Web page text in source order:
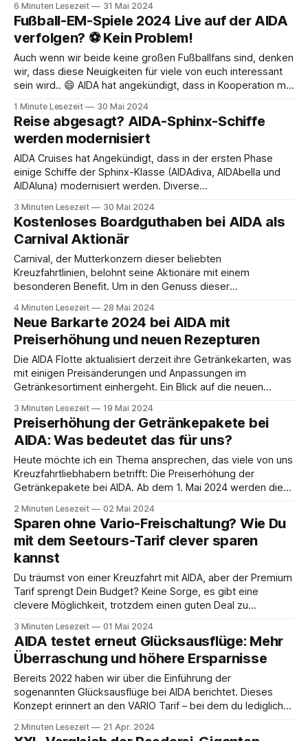
möchte ich ein Thema ansprechen, das viele von uns
Kreuzfahrtliebhabern betrifft: Die Preiserhöhung der
Getränkepakete bei AIDA.
6 Minuten Lesezeit 31 Mai 2024
Fußball-EM-Spiele 2024 Live auf der AIDA
verfolgen? ⚽ Kein Problem!
Auch wenn wir beide keine großen Fußballfans sind, denken
wir, dass diese Neuigkeiten für viele von euch interessant
sein wird.. 😄 AIDA hat angekündigt, dass in Kooperation mit
werden. Zusätzlich sollen je nach Schiff, einige Spiele im
Public-Viewing auf großen
1 Minute Lesezeit 30 Mai 2024
Reise abgesagt? AIDA-Sphinx-Schiffe
werden modernisiert
AIDA Cruises hat Angekündigt, dass in der ersten Phase
einige Schiffe der Sphinx-Klasse (AIDAdiva, AIDAbella und
AIDAluna) modernisiert werden. Diverse
Innendesign, neue Services und innovative Lösungen zur
Steigerung der Energieeffizienz sind geplant. Kurzüberblick
AIDAdiva * Sphinx-Klasse * Werft: Mayer Werft aus
Papenburg * Länge / Breite: ca.
3 Minuten Lesezeit 30 Mai 2024
Kostenloses Boardguthaben bei AIDA als
Carnival Aktionär
Carnival, der Mutterkonzern dieser beliebten
Kreuzfahrtlinien, belohnt seine Aktionäre mit einem
besonderen Benefit. Um in den Genuss dieser
Carnival-Aktien (entweder Carnival Corporation oder
Carnival plc). ❗Obwohl es wahrscheinlich ist, dass die Aktion
jährlich verlängert wird, gelten die Benefits aktuell bis zum
31.
4 Minuten Lesezeit 28 Mai 2024
Neue Barkarte 2024 bei AIDA mit
Preiserhöhung und neuen Rezepturen
Die AIDA Flotte aktualisiert derzeit ihre Getränkekarten, was
mit einigen Preisänderungen und Anpassungen im
Getränkesortiment einhergeht. Ein Blick auf die neuen
Veränderungen an Bord. Hier kannst du direkt einmal einen
Blick auf die neue Barkarte werfen: Barkarte
AIDAbarkarte2kf.pdf6 MBdownload-circle Es
3 Minuten Lesezeit 19 Mai 2024
Preiserhöhung der Getränkepakete bei
AIDA: Was bedeutet das für uns?
Heute möchte ich ein Thema ansprechen, das viele von uns
Kreuzfahrtliebhabern betrifft: Die Preiserhöhung der
Getränkepakete bei AIDA. Ab dem 1. Mai 2024 werden die
angehoben, und ich möchte insbesondere die Erhöhung
des Getränkepakets Light beleuchten, das wir immer
nutzen, da wir an Bord
2 Minuten Lesezeit 02 Mai 2024
Sparen ohne Vario-Freischaltung? Wie Du
mit dem Seetours-Tarif clever sparen
kannst
Du träumst von einer Kreuzfahrt mit AIDA, aber der Premium
Tarif sprengt Dein Budget? Keine Sorge, es gibt eine
clevere Möglichkeit, trotzdem einen guten Deal zu
erfährst Du, was Seetours ist, welche Vorteile dieser Tarif
bietet und wie Du ihn nutzen kannst,
3 Minuten Lesezeit 01 Mai 2024
AIDA testet erneut Glücksausflüge: Mehr
Überraschung und höhere Ersparnisse
Bereits 2022 haben wir über die Einführung der
sogenannten Glücksausflüge bei AIDA berichtet. Dieses
Konzept erinnert an den VARIO Tarif – bei dem du lediglich
zufälligen Ausflug überrascht wirst. Damals gab es zwei
2 Minuten Lesezeit 21 Apr. 2024